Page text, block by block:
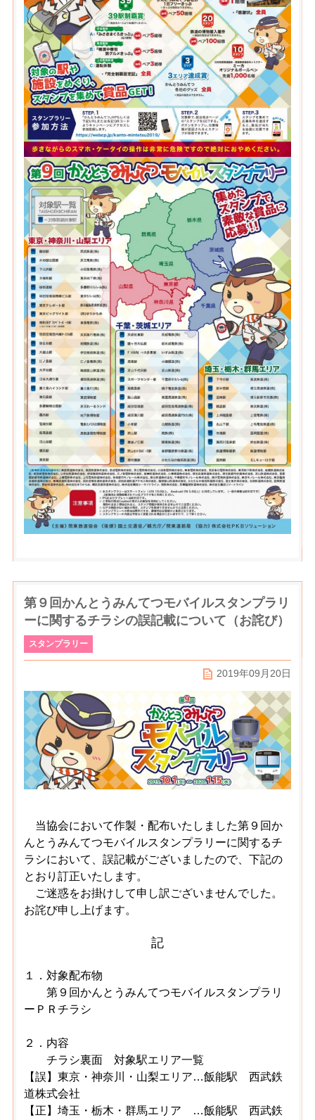
第９回かんとうみんてつモバイルスタンプラリ
ーに関するチラシの誤記載について（お詫び）
スタンプラリー
2019年09月20日
当協会において作製・配布いたしました第９回か
んとうみんてつモバイルスタンプラリーに関するチ
ラシにおいて、誤記載がございましたので、下記の
とおり訂正いたします。
ご迷惑をお掛けして申し訳ございませんでした。
お詫び申し上げます。
記
１．対象配布物
第９回かんとうみんてつモバイルスタンプラリ
ーＰＲチラシ
２．内容
チラシ裏面 対象駅エリア一覧
【誤】東京・神奈川・山梨エリア…飯能駅 西武鉄
道株式会社
【正】埼玉・栃木・群馬エリア …飯能駅 西武鉄